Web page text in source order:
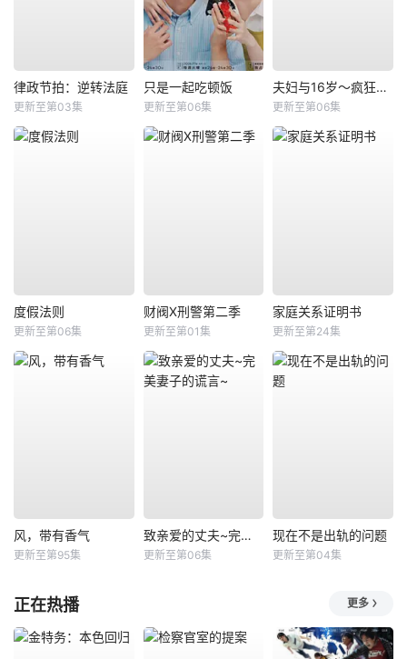
律政节拍：逆转法庭
更新至第03集
只是一起吃顿饭
更新至第06集
夫妇与16岁～疯狂的邻居～
更新至第06集
度假法则
更新至第06集
财阀X刑警第二季
更新至第01集
家庭关系证明书
更新至第24集
风，带有香气
更新至第95集
致亲爱的丈夫~完美妻子的谎言~
更新至第06集
现在不是出轨的问题
更新至第04集
正在热播 更多